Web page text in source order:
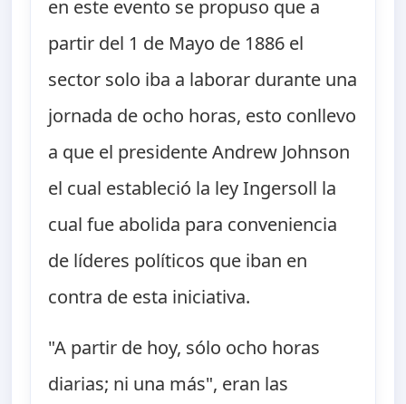
en este evento se propuso que a
partir del 1 de Mayo de 1886 el
sector solo iba a laborar durante una
jornada de ocho horas, esto conllevo
a que el presidente Andrew Johnson
el cual estableció la ley Ingersoll la
cual fue abolida para conveniencia
de líderes políticos que iban en
contra de esta iniciativa.
"A partir de hoy, sólo ocho horas
diarias; ni una más", eran las